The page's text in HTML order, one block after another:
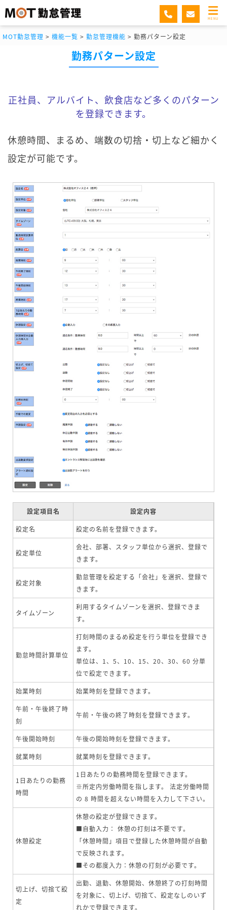
MENU
MOT勤怠管理 > 機能一覧 > 勤怠管理機能 > 勤務パターン設定
勤務パターン設定
正社員、アルバイト、飲食店など多くのパターン
を登録できます。
休憩時間、まるめ、端数の切捨・切上など細かく
設定が可能です。
設定項目名 設定内容
設定名 設定の名前を登録できます。
設定単位
会社、部署、スタッフ単位から選択、登録で
きます。
設定対象
勤怠管理を設定する「会社」を選択、登録で
きます。
タイムゾーン
利用するタイムゾーンを選択、登録できま
す。
勤怠時間計算単位
打刻時間のまるめ設定を行う単位を登録でき
ます。
単位は、1、5、10、15、20、30、60 分単
位で設定できます。
始業時刻 始業時刻を登録できます。
午前・午後終了時
刻
午前・午後の終了時刻を登録できます。
午後開始時刻 午後の開始時刻を登録できます。
就業時刻 就業時刻を登録できます。
1日あたりの勤務
時間
1日あたりの勤務時間を登録できます。
※所定内労働時間を指します。 法定労働時間
の 8 時間を超えない時間を入力して下さい。
休憩設定
休憩の設定が登録できます。
■自動入力： 休憩の打刻は不要です。
「休憩時間」項目で登録した休憩時間が自動
で反映されます。
■その都度入力：休憩の打刻が必要です。
切上げ、切捨て設
定
出勤、退勤、休憩開始、休憩終了の打刻時間
を対象に、切上げ、切捨て、設定なしのいず
れかで登録できます。